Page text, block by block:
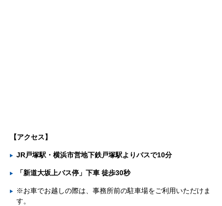
【アクセス】
JR戸塚駅・横浜市営地下鉄戸塚駅よりバスで10分
「新道大坂上バス停」下車 徒歩30秒
※お車でお越しの際は、事務所前の駐車場をご利用いただけま
す。